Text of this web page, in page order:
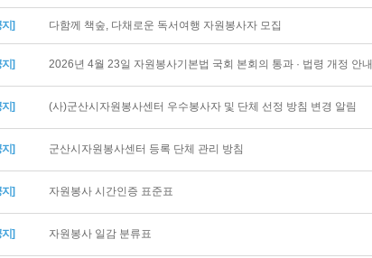
지] 다함께 책숲, 다채로운 독서여행 자원봉사자 모집
지] 2026년 4월 23일 자원봉사기본법 국회 본회의 통과 · 법령 개정 안내
지] (사)군산시자원봉사센터 우수봉사자 및 단체 선정 방침 변경 알림
지] 군산시자원봉사센터 등록 단체 관리 방침
지] 자원봉사 시간인증 표준표
지] 자원봉사 일감 분류표